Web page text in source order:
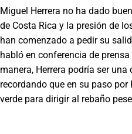
Miguel Herrera no ha dado
de Costa Rica y la presión de
han comenzado a pedir su
habló en conferencia de prensa
manera, Herrera podría ser
recordando que en su paso
verde para dirigir al rebaño